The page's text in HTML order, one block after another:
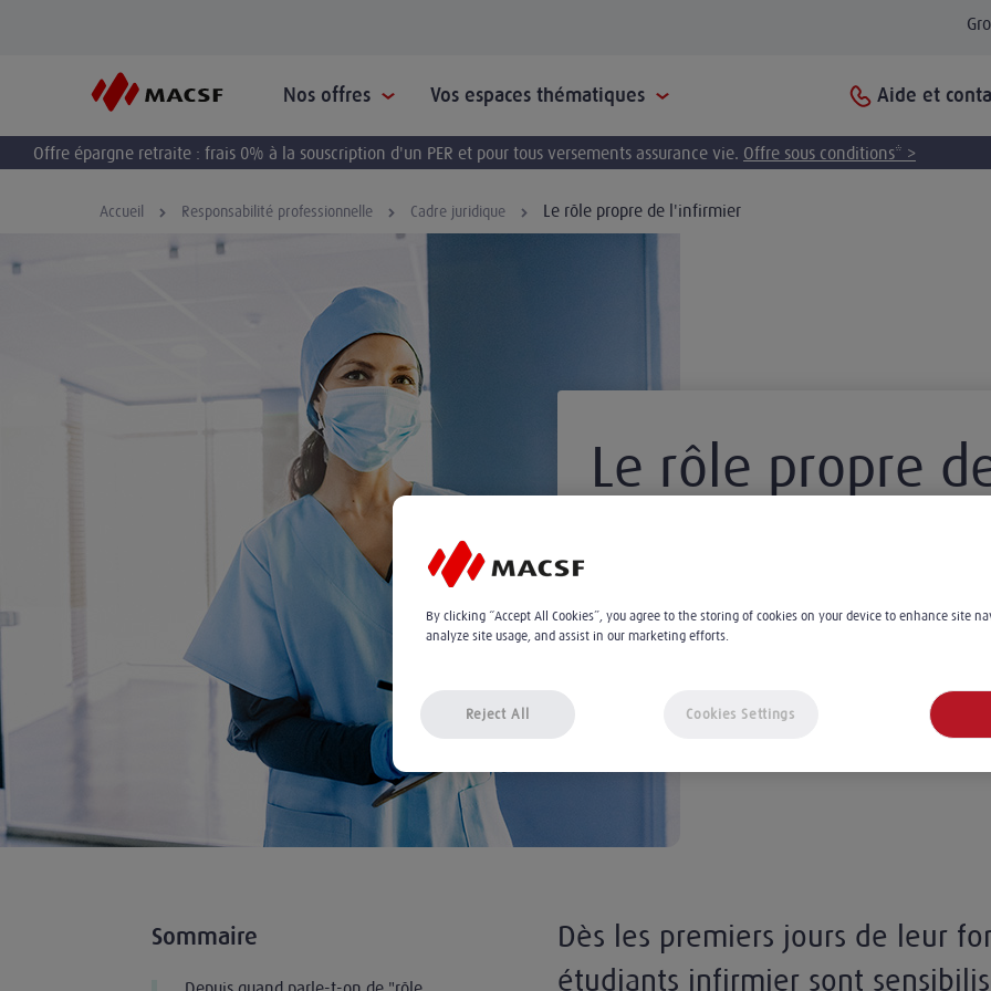
Nos offres Vos espaces thématiques Aide et
Offre épargne retraite : frais 0% à la souscription d'un PER et pour tous versements assurance vie. Offre sous conditions* >
Accueil Responsabilité professionnelle Cadre juridique Le rôle propre de l'infirmier
Le rôle propre
À 10:00
Sommaire
Dès les premiers jours de leur
étudiants infirmier sont
By clicking “Accept All Cookies”, you agree to the storing of cookies on your device to enhance site
analyze site usage, and assist in our marketing efforts.
Reject All Cookies Settings